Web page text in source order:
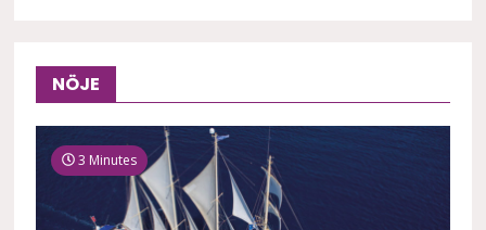
NÖJE
3 Minutes